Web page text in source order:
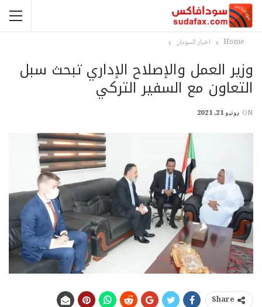
Home اخبار السودان
وزير العمل والإصلاح الإداري تبحث سبل
التعاون مع السفير التركي
ON يونيو 21, 2021
Share